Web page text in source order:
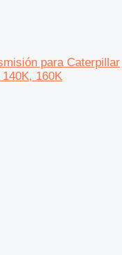
para Caterpillar
160K